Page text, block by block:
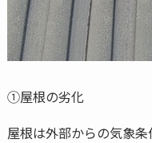
①屋根の劣化
屋根は外部からの気象